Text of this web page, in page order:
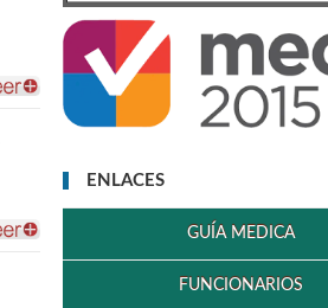
ENLACES
GUÍA MEDICA
FUNCIONARIOS